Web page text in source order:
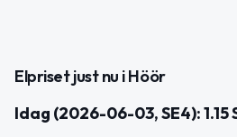
Elpriset just nu i Höör
Idag (2026-06-03, SE4):